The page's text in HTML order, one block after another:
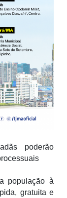
poderão
população à
gratuita e